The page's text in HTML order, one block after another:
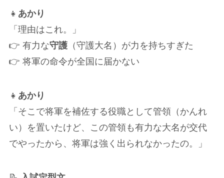
👧 あかり
「理由はこれ。」
👉 有力な守護（守護大名）が力を持ちすぎた
👉 将軍の命令が全国に届かない
👧 あかり
「そこで将軍を補佐する役職として管領（かんれ
い）を置いたけど、この管領も有力な大名が交代
でやったから、将軍は強く出られなかったの。」